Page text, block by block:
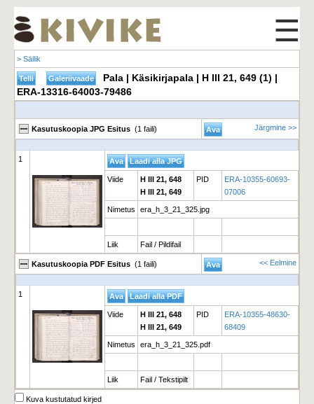
☰
> Säilik
Pala | Käsikirjapala | H III 21, 649 (1) |
ERA-13316-64003-79486
Kasutuskoopia JPG Esitus (1 faili) Järgmine >>
1
Viide
H III 21, 648
H III 21, 649
PID
ERA-10355-60693-
07006
Nimetus era_h_3_21_325.jpg
Liik Fail / Pildifail
Kasutuskoopia PDF Esitus (1 faili) << Eelmine
1
Viide
H III 21, 648
H III 21, 649
PID
ERA-10355-48630-
68409
Nimetus era_h_3_21_325.pdf
Liik Fail / Tekstipilt
Kuva kustutatud kirjed